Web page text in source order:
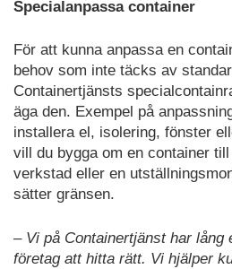
Specialanpassa container
För att kunna anpassa en
behov som inte täcks av
Containertjänsts
äga den. Exempel på
installera el, isolering, fönster
vill du bygga om en container
verkstad eller en
sätter gränsen.
– Vi på Containertjänst har lång
företag att hitta rätt. Vi hjälper